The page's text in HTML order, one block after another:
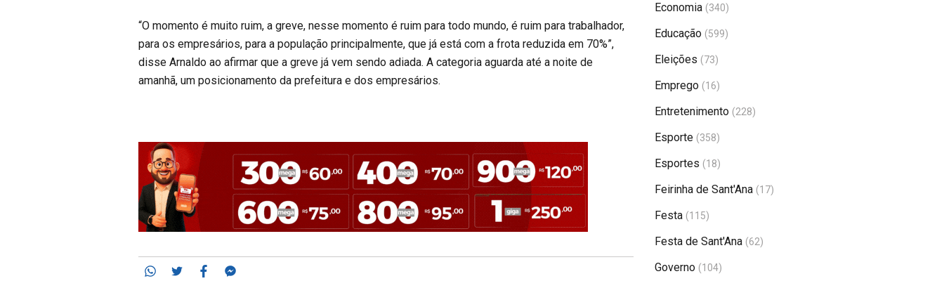
“O momento é muito ruim, a greve, nesse momento é ruim para todo mundo, é ruim para trabalhador,
para os empresários, para a população principalmente, que já está com a frota reduzida em 70%”,
disse Arnaldo ao afirmar que a greve já vem sendo adiada. A categoria aguarda até a noite de
amanhã, um posicionamento da prefeitura e dos empresários.
Whatsapp
TwitterFacebook
Economia (340)
Educação (599)
Eleições (73)
Emprego (16)
Entretenimento (228)
Esporte (358)
Esportes (18)
Feirinha de Sant'Ana (17)
Festa (115)
Festa de Sant'Ana (62)
Governo (104)